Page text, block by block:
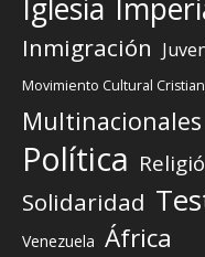
Iglesia
Inmigración
Movimiento Cultural
Multinacionales
Política
Solidaridad
Venezuela África